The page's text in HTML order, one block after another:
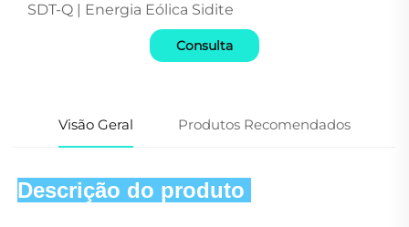
SDT-Q | Energia Eólica Sidite
Consulta
Visão Geral Produtos Recomendados
Descrição do produto